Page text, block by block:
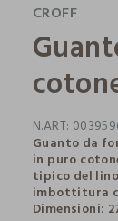
CROFF
N.ART:
Guanto da
in puro
tipico del
imbottitura
Dimensioni: